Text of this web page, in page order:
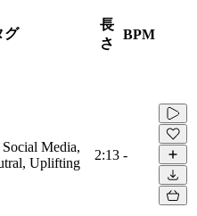
グ
長
さ
BPM
Media,
Uplifting
2:13 -